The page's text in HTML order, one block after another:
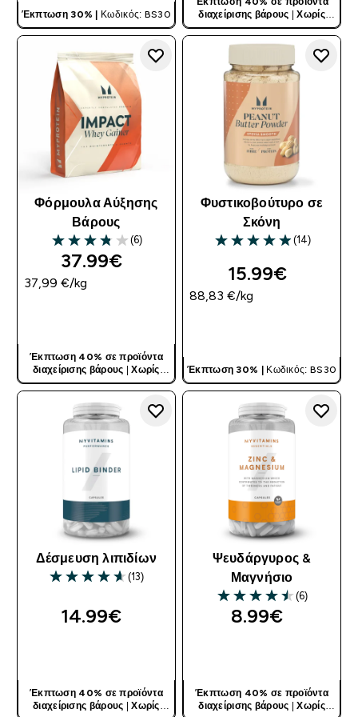
Έκπτωση 30% | Κωδικός: BS30
διαχείρισης βάρους |Χωρίς
Κωδικό
Φόρμουλα Αύξησης
Βάρους
3.83 out of 5 stars
(6)
37.99€‎
37,99 €‎/kg
Έκπτωση 40% σε προϊόντα
διαχείρισης βάρους |Χωρίς
Κωδικό
Φυστικοβούτυρο σε
Σκόνη
4.93 out of 5 stars
(14)
15.99€‎
88,83 €‎/kg
Έκπτωση 30% | Κωδικός: BS30
Δέσμευση λιπιδίων
4.62 out of 5 stars
(13)
14.99€‎
Έκπτωση 40% σε προϊόντα
διαχείρισης βάρους |Χωρίς
Ψευδάργυρος &
Μαγνήσιο
4.5 out of 5 stars
(6)
8.99€‎
Έκπτωση 40% σε προϊόντα
διαχείρισης βάρους |Χωρίς